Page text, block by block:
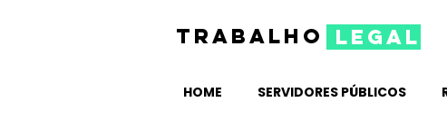
TRABALHO legal
HOME SERVIDORES PÚBLICOS